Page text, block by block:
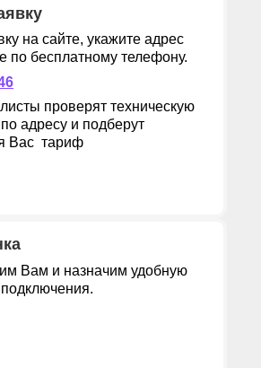
на сайте, укажите адрес
по бесплатному телефону.
проверят техническую
адресу и подберут
Вас тариф
Вам и назначим удобную